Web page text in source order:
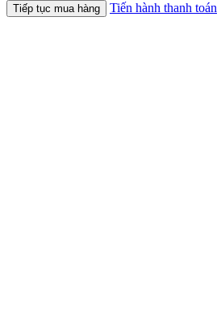
Tiếp tục mua hàng Tiến hành thanh toán